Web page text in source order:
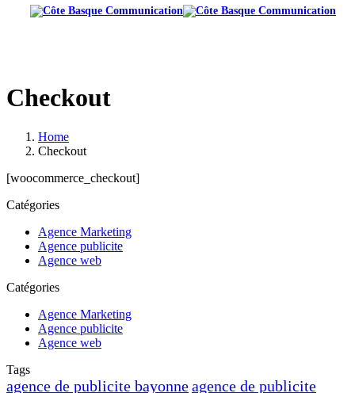
Checkout
Home
Checkout
[woocommerce_checkout]
Catégories
Agence Marketing
Agence publicite
Agence web
Catégories
Agence Marketing
Agence publicite
Agence web
Tags
agence de publicite bayonneagence de publicite